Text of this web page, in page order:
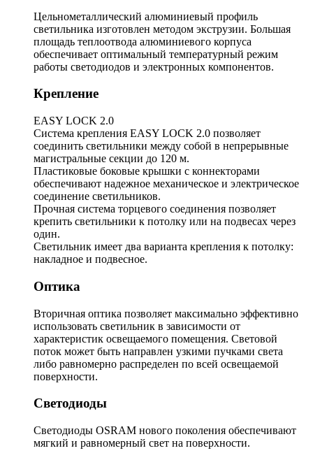
Цельнометаллический алюминиевый профиль
светильника изготовлен методом экструзии. Большая
площадь теплоотвода алюминиевого корпуса
обеспечивает оптимальный температурный режим
работы светодиодов и электронных компонентов.
Крепление
EASY LOCK 2.0
Система крепления EASY LOCK 2.0 позволяет
соединить светильники между собой в непрерывные
магистральные секции до 120 м.
Пластиковые боковые крышки с коннекторами
обеспечивают надежное механическое и электрическое
соединение светильников.
Прочная система торцевого соединения позволяет
крепить светильники к потолку или на подвесах через
один.
Светильник имеет два варианта крепления к потолку:
накладное и подвесное.
Оптика
Вторичная оптика позволяет максимально эффективно
использовать светильник в зависимости от
характеристик освещаемого помещения. Световой
поток может быть направлен узкими пучками света
либо равномерно распределен по всей освещаемой
поверхности.
Светодиоды
Светодиоды OSRAM нового поколения обеспечивают
мягкий и равномерный свет на поверхности.